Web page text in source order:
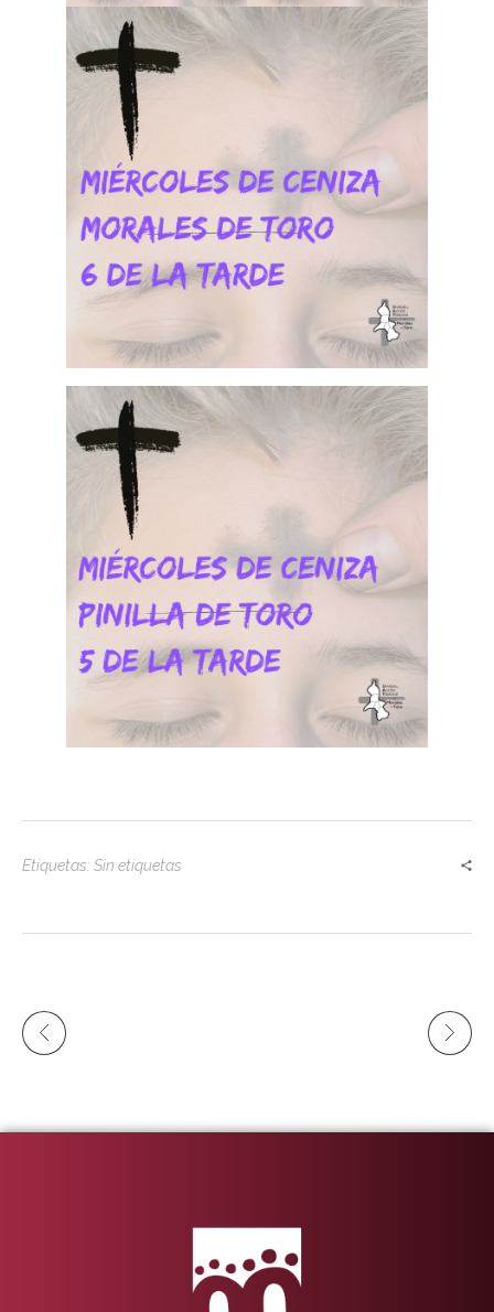
Etiquetas: Sin etiquetas